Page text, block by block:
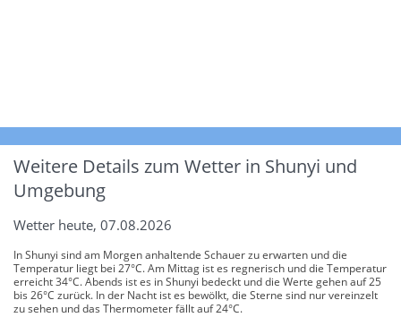
Weitere Details zum Wetter in Shunyi und
Umgebung
Wetter heute, 07.08.2026
In Shunyi sind am Morgen anhaltende Schauer zu erwarten und die
Temperatur liegt bei 27°C. Am Mittag ist es regnerisch und die Temperatur
erreicht 34°C. Abends ist es in Shunyi bedeckt und die Werte gehen auf 25
bis 26°C zurück. In der Nacht ist es bewölkt, die Sterne sind nur vereinzelt
zu sehen und das Thermometer fällt auf 24°C.